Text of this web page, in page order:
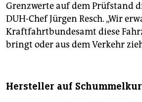
Grenzwerte auf dem Prüfstand
DUH-Chef Jürgen Resch. „Wir
Kraftfahrtbundesamt diese
bringt oder aus dem Verkehr
Hersteller auf